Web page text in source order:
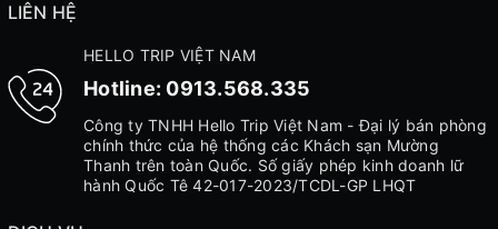
LIÊN HỆ
HELLO TRIP VIỆT NAM
Hotline: 0913.568.335
Công ty TNHH Hello Trip Việt Nam - Đại lý bán phòng
chính thức của hệ thống các Khách sạn Mường
Thanh trên toàn Quốc. Số giấy phép kinh doanh lữ
hành Quốc Tê 42-017-2023/TCDL-GP LHQT